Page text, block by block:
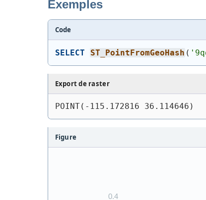
Exemples
Code
SELECT ST_PointFromGeoHash (
Export de raster
POINT(-115.172816 36.114646)
Figure